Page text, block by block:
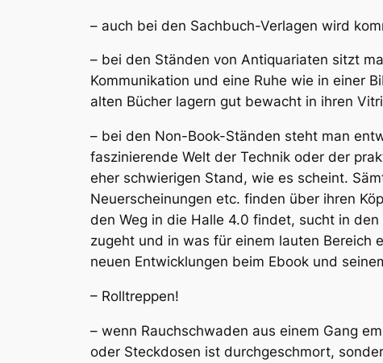
– auch bei den Sachbuch-Verlagen wird
– bei den Ständen von Antiquariaten sitzt
Kommunikation und eine Ruhe wie in einer
alten Bücher lagern gut bewacht in ihren
– bei den Non-Book-Ständen steht man
faszinierende Welt der Technik oder der
eher schwierigen Stand, wie es scheint.
Neuerscheinungen etc. finden über ihren
den Weg in die Halle 4.0 findet, sucht in
zugeht und in was für einem lauten Bereich
neuen Entwicklungen beim Ebook und
– Rolltreppen!
– wenn Rauchschwaden aus einem Gang
oder Steckdosen ist durchgeschmort,